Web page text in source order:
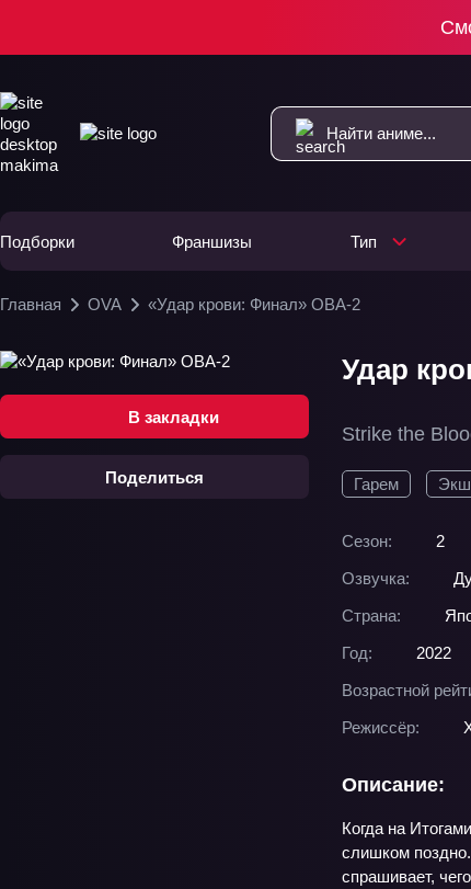
Подборки Франшизы Тип
Главная OVA «Удар крови: Финал» ОВА-2
В закладки
Поделиться
Удар
Strike the
Гарем
Сезон: 2
Озвучка:
Страна:
Год:
2022
Возрастной
Режиссёр:
Описание:
Когда на
слишком
спрашивает,